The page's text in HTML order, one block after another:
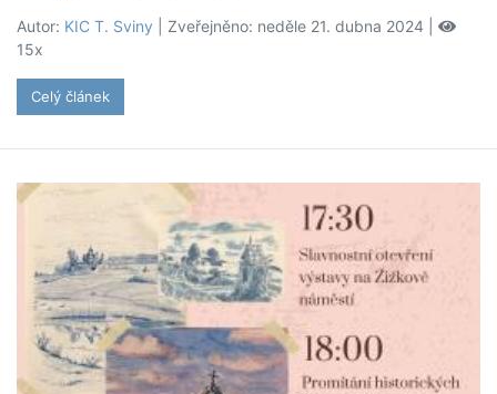
Autor: KIC T. Sviny | Zveřejněno: neděle 21. dubna 2024 |
15x
Celý článek